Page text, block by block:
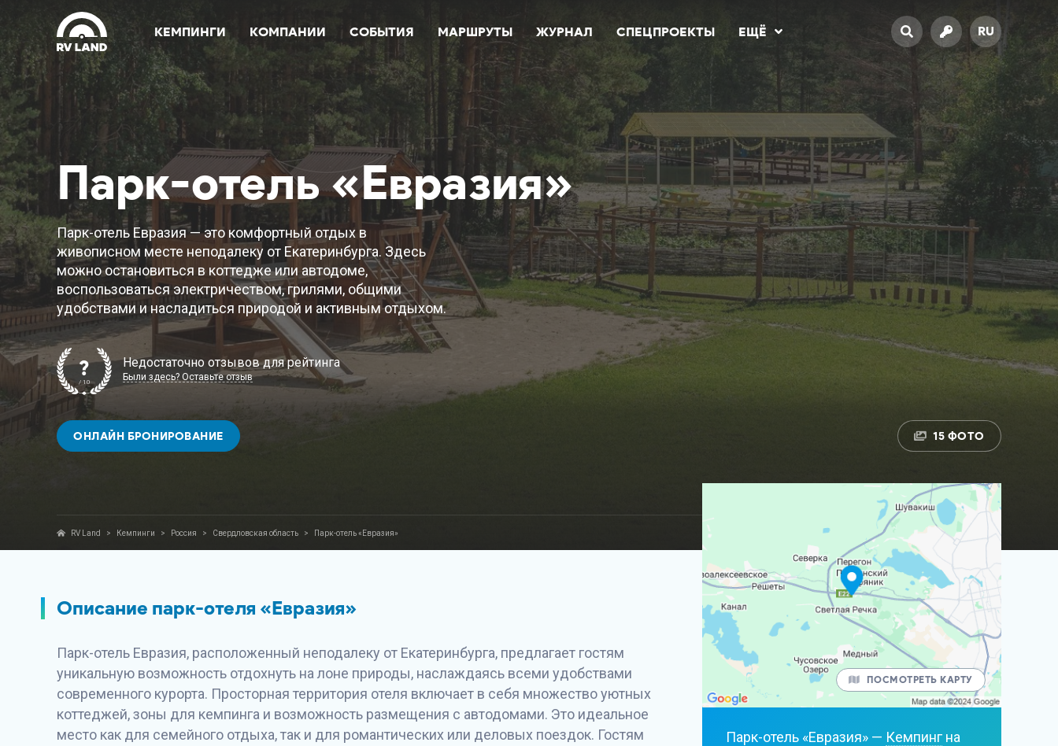
КЕМПИНГИ КОМПАНИИ СОБЫТИЯ МАРШРУТЫ ЖУРНАЛ СПЕЦПРОЕКТЫ ЕЩЁ RU
Парк-отель «Евразия»
Парк-отель Евразия — это комфортный отдых в
живописном месте неподалеку от Екатеринбурга. Здесь
можно остановиться в коттедже или автодоме,
воспользоваться электричеством, грилями, общими
удобствами и насладиться природой и активным отдыхом.
?
/ 10
Недостаточно отзывов для рейтинга
Были здесь? Оставьте отзыв
ОНЛАЙН БРОНИРОВАНИЕ 15 ФОТО
RV Land > Кемпинги > Россия > Свердловская область > Парк-отель «Евразия»
Описание парк-отеля «Евразия»
Парк-отель Евразия, расположенный неподалеку от Екатеринбурга, предлагает гостям
уникальную возможность отдохнуть на лоне природы, наслаждаясь всеми удобствами
современного курорта. Просторная территория отеля включает в себя множество уютных
коттеджей, зоны для кемпинга и возможность размещения с автодомами. Это идеальное
место как для семейного отдыха, так и для романтических или деловых поездок. Гостям
ПОСМОТРЕТЬ КАРТУ
Парк-отель «Евразия» — Кемпинг на